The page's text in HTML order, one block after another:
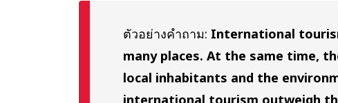
outweigh the
ปัญหาเหล่านี้มี
หรือไม่?
ตัวอย่างคำถาม: International
many places. At the same time,
local inhabitants and the
international tourism outweigh